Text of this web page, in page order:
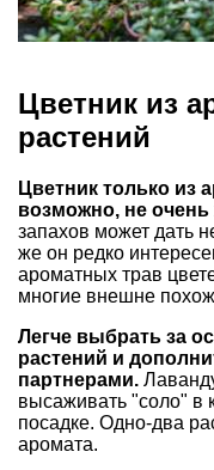
Цветник из
растений
Цветник только из
возможно, не
запахов может дать
же он редко
ароматных трав
многие внешне
Легче выбрать за
растений и
партнерами.
высаживать "соло" в
посадке. Одно-два
аромата.